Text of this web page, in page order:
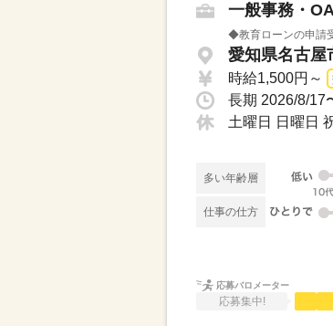
一般事務・
◆教育ローンの申請
愛知県名古屋
時給1,500円～
土曜日 日曜日
多い年齢層
仕事の仕方
応募バロメーター
応募集中!